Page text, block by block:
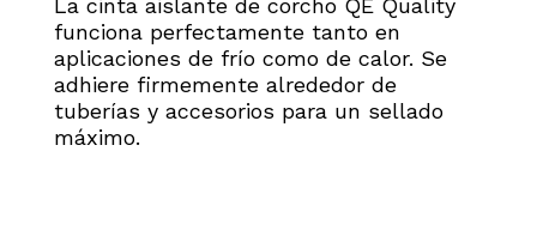
La cinta aislante de corcho QE Quality
funciona perfectamente tanto en
aplicaciones de frío como de calor. Se
adhiere firmemente alrededor de
tuberías y accesorios para un sellado
máximo.